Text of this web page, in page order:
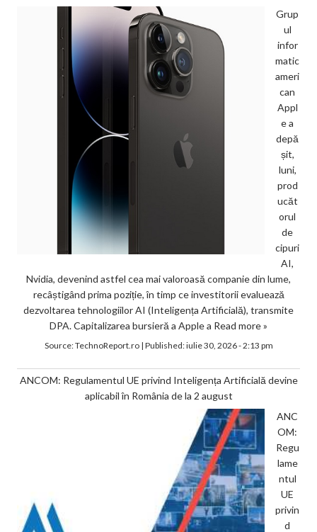
Grup
ul
infor
matic
ameri
can
Appl
e a
depă
șit,
luni,
prod
ucăt
orul
de
cipuri
AI,
Nvidia, devenind astfel cea mai valoroasă companie din lume,
recâștigând prima poziție, în timp ce investitorii evaluează
dezvoltarea tehnologiilor AI (Inteligența Artificială), transmite
DPA. Capitalizarea bursieră a Apple a Read more »
Source:TechnoReport.ro| Published:iulie 30, 2026 - 2:13 pm
ANCOM: Regulamentul UE privind Inteligența Artificială devine
aplicabil în România de la 2 august
ANC
OM:
Regu
lame
ntul
UE
privin
d